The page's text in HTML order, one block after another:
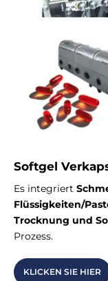
Softgel
Es integriert
Flüssigkeiten/
Trocknung und
Prozess.
KLICKEN SIE HIER